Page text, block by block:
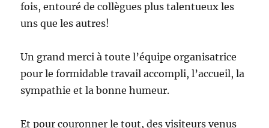
fois, entouré de collègues plus talentueux les
uns que les autres!
Un grand merci à toute l’équipe organisatrice
pour le formidable travail accompli, l’accueil, la
sympathie et la bonne humeur.
Et pour couronner le tout, des visiteurs venus